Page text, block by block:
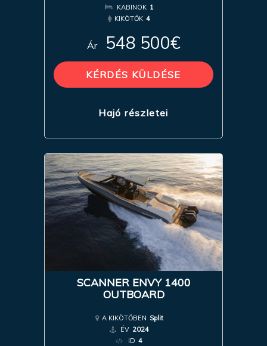
KABINOK 1
KIKÖTŐK 4
Ár 548 500€
KÉRDÉS KÜLDÉSE
Hajó részletei
SCANNER ENVY 1400
OUTBOARD
A KIKÖTŐBEN Split
ÉV 2024
ID 4